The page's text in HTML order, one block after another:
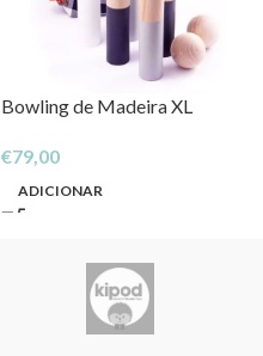
Bowling de Madeira XL
€79,00
ADICIONAR